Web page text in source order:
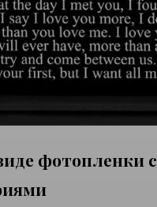
фотопленки с